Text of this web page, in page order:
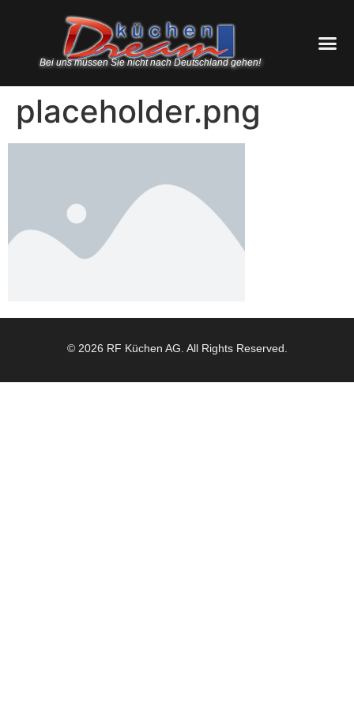
Bei uns müssen Sie nicht nach Deutschland gehen!
placeholder.png
© 2026 RF Küchen AG. All Rights Reserved.